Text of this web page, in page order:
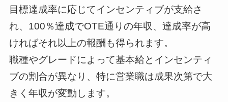
目標達成率に応じてインセンティブが支給さ
れ、100％達成でOTE通りの年収、達成率が高
ければそれ以上の報酬も得られます。
職種やグレードによって基本給とインセンティ
ブの割合が異なり、特に営業職は成果次第で大
きく年収が変動します。